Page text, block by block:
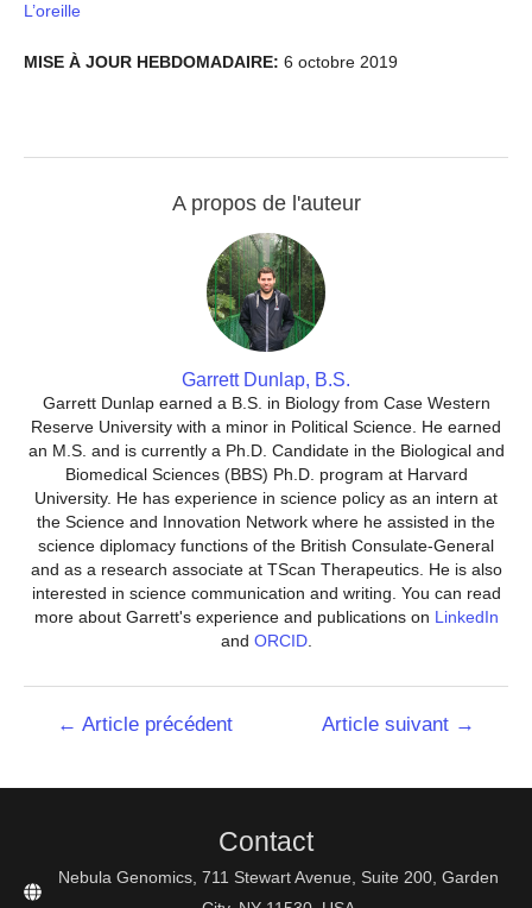
L’oreille
MISE À JOUR HEBDOMADAIRE: 6 octobre 2019
A propos de l'auteur
Garrett Dunlap, B.S.
Garrett Dunlap earned a B.S. in Biology from Case Western
Reserve University with a minor in Political Science. He earned
an M.S. and is currently a Ph.D. Candidate in the Biological and
Biomedical Sciences (BBS) Ph.D. program at Harvard
University. He has experience in science policy as an intern at
the Science and Innovation Network where he assisted in the
science diplomacy functions of the British Consulate-General
and as a research associate at TScan Therapeutics. He is also
interested in science communication and writing. You can read
more about Garrett's experience and publications on LinkedIn
and ORCID.
Navigation
← Article précédent Article suivant →
Contact
Nebula Genomics, 711 Stewart Avenue, Suite 200, Garden